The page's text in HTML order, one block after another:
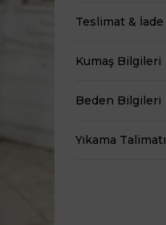
Teslimat & İade
Kumaş Bilgileri
Beden Bilgileri
Yıkama Talimatı